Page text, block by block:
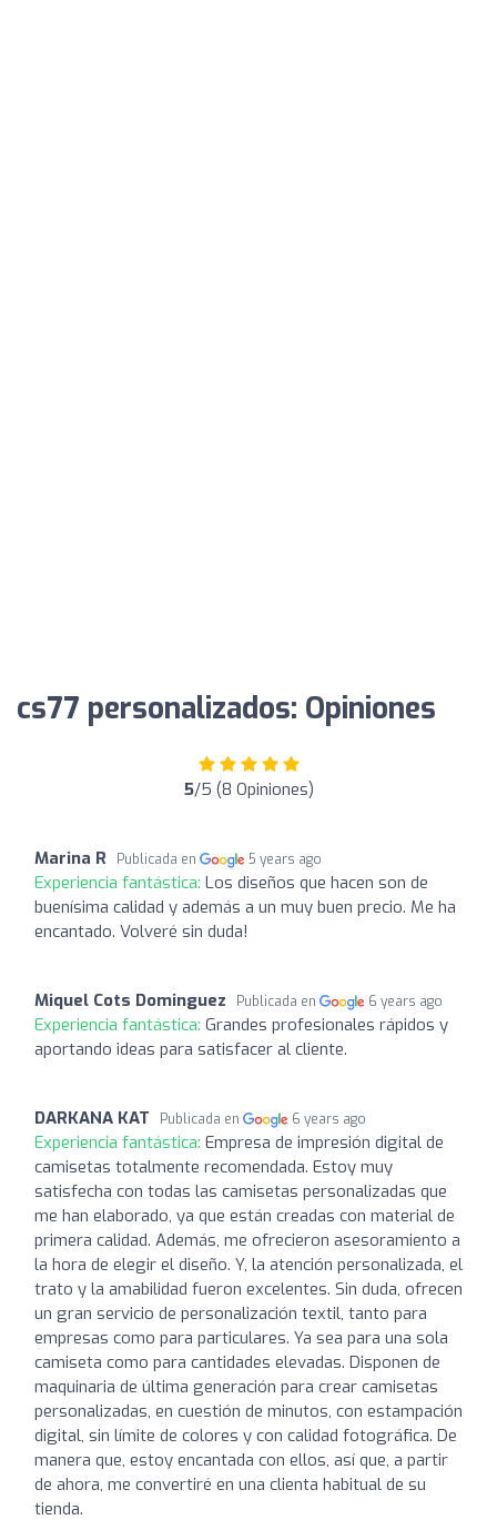
cs77 personalizados: Opiniones
5/5 (8 Opiniones)
Marina R Publicada en 5 years ago
Experiencia fantástica: Los diseños que hacen son de
buenísima calidad y además a un muy buen precio. Me ha
encantado. Volveré sin duda!
Miquel Cots Dominguez Publicada en 6 years ago
Experiencia fantástica: Grandes profesionales rápidos y
aportando ideas para satisfacer al cliente.
DARKANA KAT Publicada en 6 years ago
Experiencia fantástica: Empresa de impresión digital de
camisetas totalmente recomendada. Estoy muy
satisfecha con todas las camisetas personalizadas que
me han elaborado, ya que están creadas con material de
primera calidad. Además, me ofrecieron asesoramiento a
la hora de elegir el diseño. Y, la atención personalizada, el
trato y la amabilidad fueron excelentes. Sin duda, ofrecen
un gran servicio de personalización textil, tanto para
empresas como para particulares. Ya sea para una sola
camiseta como para cantidades elevadas. Disponen de
maquinaria de última generación para crear camisetas
personalizadas, en cuestión de minutos, con estampación
digital, sin límite de colores y con calidad fotográfica. De
manera que, estoy encantada con ellos, así que, a partir
de ahora, me convertiré en una clienta habitual de su
tienda.